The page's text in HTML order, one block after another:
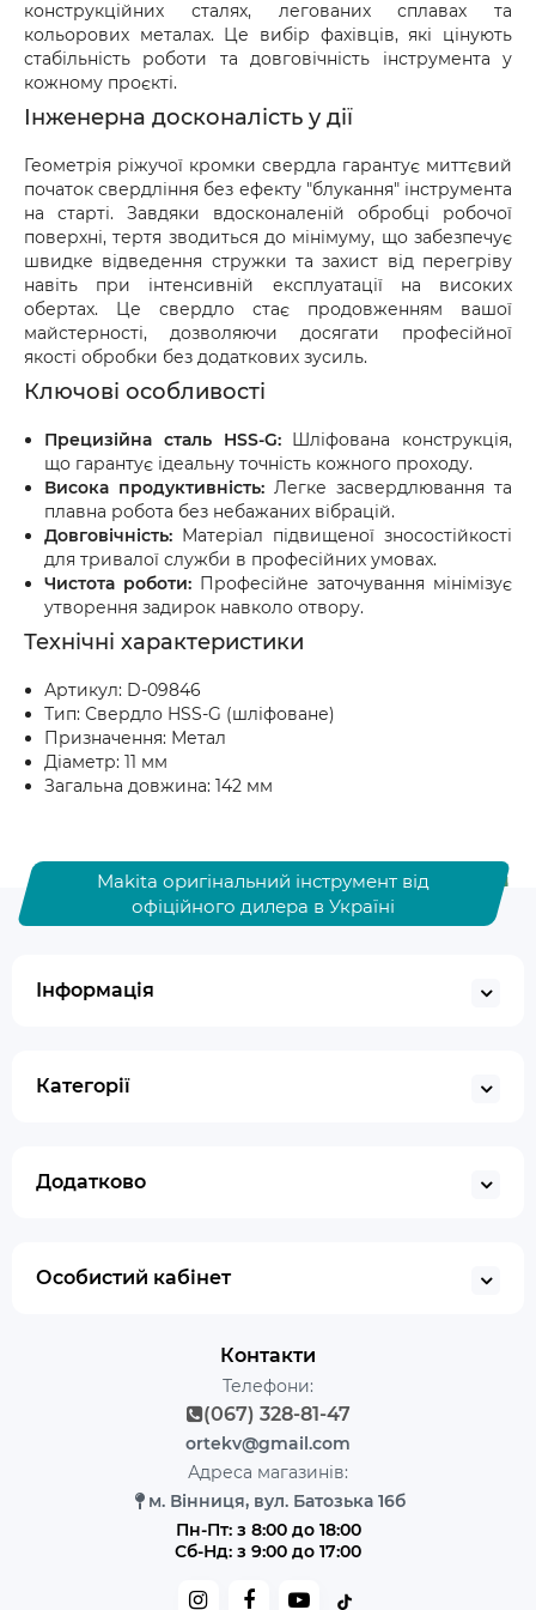
оформіть акт разом із працівником служби
доставки.
конструкційних сталях, легованих сплавах та
кольорових металах. Це вибір фахівців, які цінують
стабільність роботи та довговічність інструмента у
кожному проєкті.
Інженерна досконалість у дії
Геометрія ріжучої кромки свердла гарантує миттєвий
початок свердління без ефекту "блукання" інструмента
на старті. Завдяки вдосконаленій обробці робочої
поверхні, тертя зводиться до мінімуму, що забезпечує
швидке відведення стружки та захист від перегріву
навіть при інтенсивній експлуатації на високих
обертах. Це свердло стає продовженням вашої
майстерності, дозволяючи досягати професійної
якості обробки без додаткових зусиль.
Ключові особливості
Прецизійна сталь HSS-G:Шліфована конструкція,
що гарантує ідеальну точність кожного проходу.
Висока продуктивність: Легке засвердлювання та
плавна робота без небажаних вібрацій.
Довговічність: Матеріал підвищеної зносостійкості
для тривалої служби в професійних умовах.
Чистота роботи: Професійне заточування мінімізує
утворення задирок навколо отвору.
Технічні характеристики
Артикул: D-09846
Тип: Свердло HSS-G (шліфоване)
Призначення: Метал
Діаметр: 11 мм
Загальна довжина: 142 мм
Makita оригінальний інструмент від
офіційного дилера в Україні
Інформація
Категорії
Додатково
Особистий кабінет
Контакти
Телефони:
(067) 328-81-47
ortekv@gmail.com
Адреса магазинів:
м. Вінниця, вул. Батозька 16б
Пн-Пт: з 8:00 до 18:00
Сб-Нд: з 9:00 до 17:00